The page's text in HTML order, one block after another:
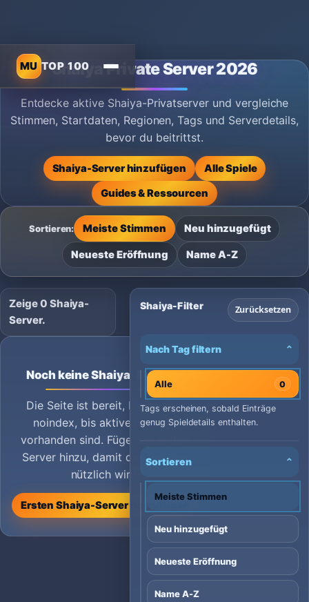
MU TOP 100
Shaiya Private Server 2026
Entdecke aktive Shaiya-Privatserver und vergleiche
Stimmen, Startdaten, Regionen, Tags und Serverdetails,
bevor du beitrittst.
Shaiya-Server hinzufügen
Alle Spiele
Guides & Ressourcen
Sortieren: Meiste Stimmen Neu hinzugefügt
Neueste Eröffnung Name A-Z
Zeige 0 Shaiya-
Server.
Noch keine Shaiya-Einträge
Die Seite ist bereit, bleibt aber
noindex, bis aktive Einträge
vorhanden sind. Füge den ersten
Server hinzu, damit das Ranking
nützlich wird.
Ersten Shaiya-Server hinzufügen
Shaiya-Filter Zurücksetzen
Nach Tag filtern ⌄
Alle 0
Tags erscheinen, sobald Einträge
genug Spieldetails enthalten.
Sortieren ⌄
Meiste Stimmen
Neu hinzugefügt
Neueste Eröffnung
Name A-Z